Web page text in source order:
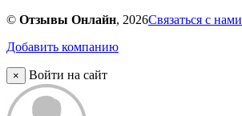
© Отзывы Онлайн, 2026Связаться с нами
Добавить компанию
× Войти на сайт